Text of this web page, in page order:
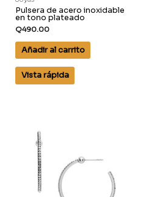
Pulsera de acero inoxidable
en tono plateado
Q490.00
Añadir al carrito
Vista rápida